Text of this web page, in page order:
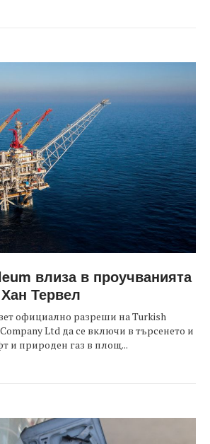
влиза в проучванията
Тервел
официално разреши на Turkish
Ltd да се включи в търсенето и
и природен газ в площ...